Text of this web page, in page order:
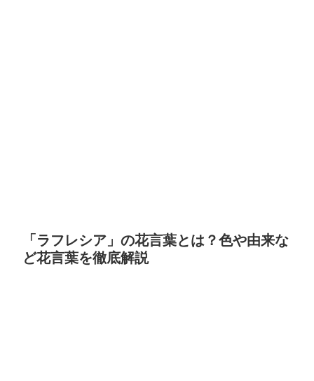
「ラフレシア」の花言葉とは？色や由来な
ど花言葉を徹底解説